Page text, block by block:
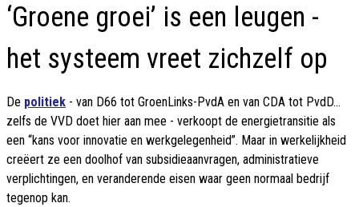
‘Groene groei’ is een leugen -
het systeem vreet zichzelf op
De politiek - van D66 tot GroenLinks-PvdA en van CDA tot PvdD...
zelfs de VVD doet hier aan mee - verkoopt de energietransitie als
een “kans voor innovatie en werkgelegenheid”. Maar in werkelijkheid
creëert ze een doolhof van subsidieaanvragen, administratieve
verplichtingen, en veranderende eisen waar geen normaal bedrijf
tegenop kan.